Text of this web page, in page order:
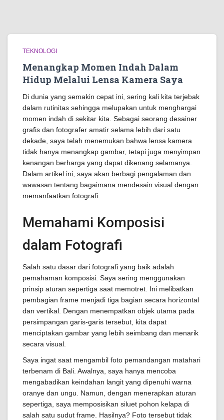
TEKNOLOGI
Menangkap Momen Indah Dalam
Hidup Melalui Lensa Kamera Saya
Di dunia yang semakin cepat ini, sering kali kita terjebak
dalam rutinitas sehingga melupakan untuk menghargai
momen indah di sekitar kita. Sebagai seorang desainer
grafis dan fotografer amatir selama lebih dari satu
dekade, saya telah menemukan bahwa lensa kamera
tidak hanya menangkap gambar, tetapi juga menyimpan
kenangan berharga yang dapat dikenang selamanya.
Dalam artikel ini, saya akan berbagi pengalaman dan
wawasan tentang bagaimana mendesain visual dengan
memanfaatkan fotografi.
Memahami Komposisi
dalam Fotografi
Salah satu dasar dari fotografi yang baik adalah
pemahaman komposisi. Saya sering menggunakan
prinsip aturan sepertiga saat memotret. Ini melibatkan
pembagian frame menjadi tiga bagian secara horizontal
dan vertikal. Dengan menempatkan objek utama pada
persimpangan garis-garis tersebut, kita dapat
menciptakan gambar yang lebih seimbang dan menarik
secara visual.
Saya ingat saat mengambil foto pemandangan matahari
terbenam di Bali. Awalnya, saya hanya mencoba
mengabadikan keindahan langit yang dipenuhi warna
oranye dan ungu. Namun, dengan menerapkan aturan
sepertiga, saya memposisikan siluet pohon kelapa di
salah satu sudut frame. Hasilnya? Foto tersebut tidak